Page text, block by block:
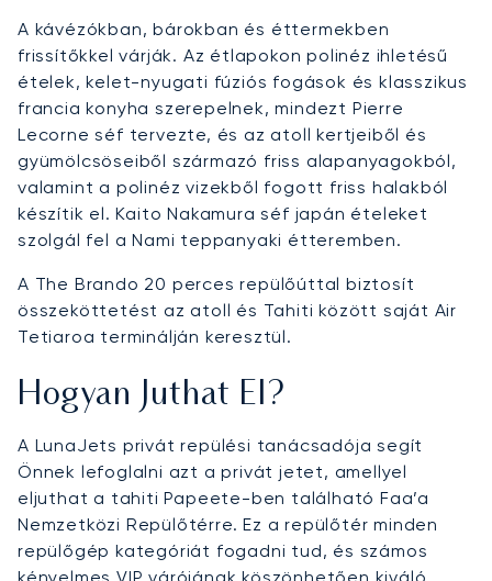
A kávézókban, bárokban és éttermekben
frissítőkkel várják. Az étlapokon polinéz ihletésű
ételek, kelet-nyugati fúziós fogások és klasszikus
francia konyha szerepelnek, mindezt Pierre
Lecorne séf tervezte, és az atoll kertjeiből és
gyümölcsöseiből származó friss alapanyagokból,
valamint a polinéz vizekből fogott friss halakból
készítik el. Kaito Nakamura séf japán ételeket
szolgál fel a Nami teppanyaki étteremben.
A The Brando 20 perces repülőúttal biztosít
összeköttetést az atoll és Tahiti között saját Air
Tetiaroa terminálján keresztül.
Hogyan Juthat El?
A LunaJets privát repülési tanácsadója segít
Önnek lefoglalni azt a privát jetet, amellyel
eljuthat a tahiti Papeete-ben található Faa’a
Nemzetközi Repülőtérre. Ez a repülőtér minden
repülőgép kategóriát fogadni tud, és számos